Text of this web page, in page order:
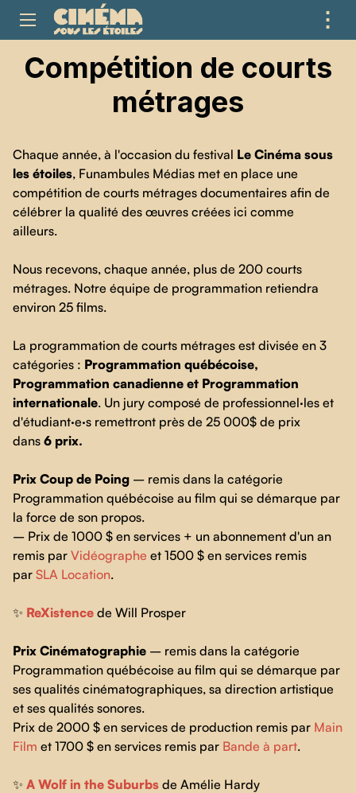
⋮
Compétition de courts
métrages
Chaque année, à l'occasion du festival Le Cinéma sous
les étoiles, Funambules Médias met en place une
compétition de courts métrages documentaires afin de
célébrer la qualité des œuvres créées ici comme
ailleurs.
Nous recevons, chaque année, plus de 200 courts
métrages. Notre équipe de programmation retiendra
environ 25 films.
La programmation de courts métrages est divisée en 3
catégories : Programmation québécoise,
Programmation canadienne et Programmation
internationale. Un jury composé de professionnel·les et
d'étudiant·e·s remettront près de 25 000$ de prix
dans 6 prix.
Prix Coup de Poing – remis dans la catégorie
Programmation québécoise au film qui se démarque par
la force de son propos.
– Prix de 1000 $ en services + un abonnement d'un an
remis par Vidéographe et 1500 $ en services remis
par SLA Location.
✨ ReXistence de Will Prosper
Prix Cinématographie – remis dans la catégorie
Programmation québécoise au film qui se démarque par
ses qualités cinématographiques, sa direction artistique
et ses qualités sonores.
Prix de 2000 $ en services de production remis par Main
Film et 1700 $ en services remis par Bande à part.
✨ A Wolf in the Suburbs de Amélie Hardy